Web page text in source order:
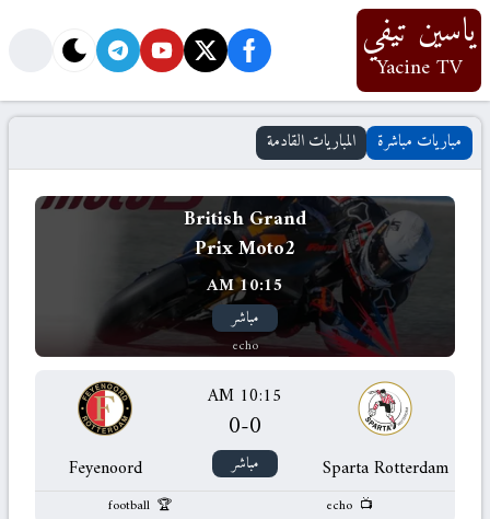
ياسين تيفي
Yacine TV
مباريات مباشرة المباريات القادمة
British Grand
Prix Moto2
10:15 AM
مباشر
echo
Sparta Rotterdam
10:15 AM
0
-
0
مباشر Feyenoord
echo
football